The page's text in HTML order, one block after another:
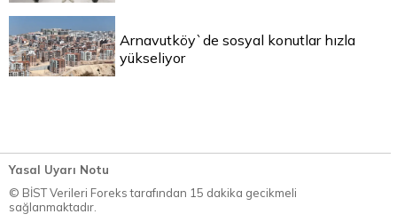
Arnavutköy`de sosyal konutlar hızla
yükseliyor
Yasal Uyarı Notu
© BİST Verileri Foreks tarafından 15 dakika gecikmeli
sağlanmaktadır.